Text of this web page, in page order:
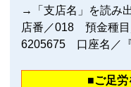
→「支店名」を読み
店番／018 預金種
6205675 口座名／『
■ご足労